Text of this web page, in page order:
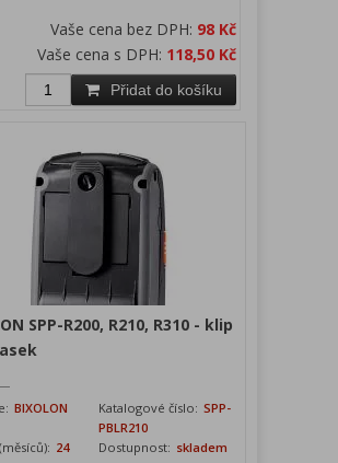
Vaše cena bez DPH: 98 Kč
Vaše cena s DPH: 118,50 Kč
Přidat do košíku
SPP-R200, R210, R310 - klip
BIXOLON Katalogové číslo: SPP-
PBLR210
24 Dostupnost: skladem